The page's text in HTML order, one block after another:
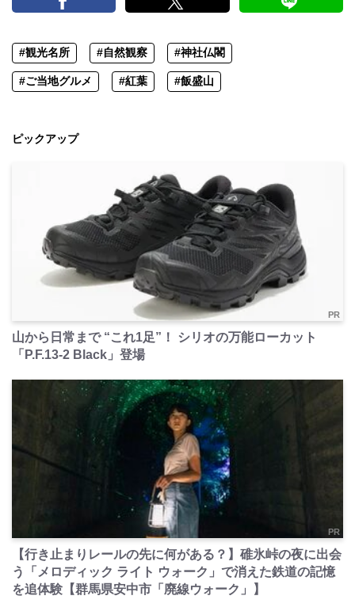
#観光名所 #自然観察 #神社仏閣
#ご当地グルメ #紅葉 #飯盛山
ピックアップ
PR
山から日常まで “これ1足”！ シリオの万能ローカット
「P.F.13-2 Black」登場
PR
【行き止まりレールの先に何がある？】碓氷峠の夜に出会
う「メロディック ライト ウォーク」で消えた鉄道の記憶
を追体験【群馬県安中市「廃線ウォーク」】